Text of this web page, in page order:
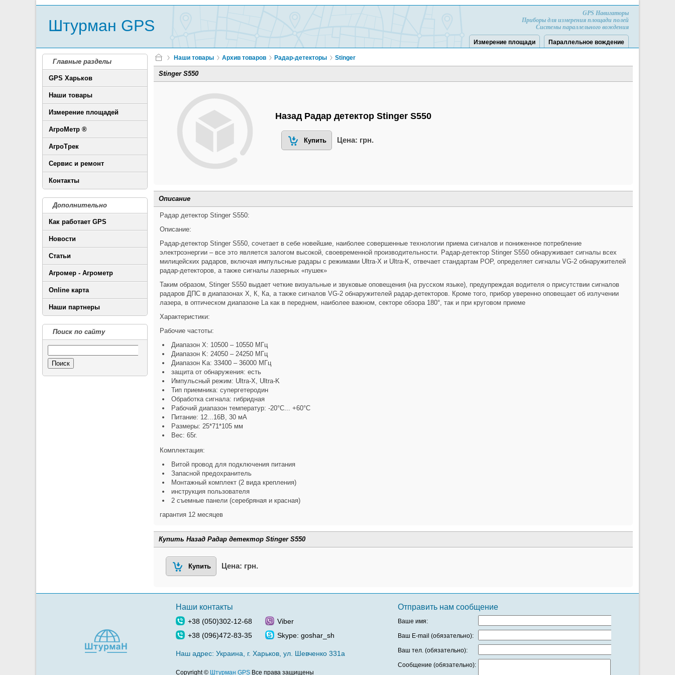
Штурман GPS
GPS Навигаторы
Приборы для измерения площади полей
Системы параллельного вождения
Измерение площади Параллельное вождение
Главные разделы
GPS Харьков
Наши товары
Измерение площадей
АгроМетр ®
АгроТрек
Сервис и ремонт
Контакты
Дополнительно
Как работает GPS
Новости
Статьи
Агромер - Агрометр
Online карта
Наши партнеры
Поиск по сайту
Поиск
Наши товары Архив товаров Радар-детекторы Stinger
Stinger S550
Назад Радар детектор Stinger S550
Купить Цена: грн.
Описание
Радар детектор Stinger S550:
Описание:
Радар-детектор Stinger S550, сочетает в себе новейшие, наиболее совершенные технологии приема сигналов и пониженное потребление
электроэнергии – все это является залогом высокой, своевременной производительности. Радар-детектор Stinger S550 обнаруживает сигналы всех
милицейских радаров, включая импульсные радары с режимами Ultra-X и Ultra-K, отвечает стандартам POP, определяет сигналы VG-2 обнаружителей
радар-детекторов, а также сигналы лазерных «пушек»
Таким образом, Stinger S550 выдает четкие визуальные и звуковые оповещения (на русском языке), предупреждая водителя о присутствии сигналов
радаров ДПС в диапазонах Х, К, Ка, а также сигналов VG-2 обнаружителей радар-детекторов. Кроме того, прибор уверенно оповещает об излучении
лазера, в оптическом диапазоне La как в переднем, наиболее важном, секторе обзора 180°, так и при круговом приеме
Характеристики:
Рабочие частоты:
Диапазон X: 10500 – 10550 МГц
Диапазон K: 24050 – 24250 МГц
Диапазон Ka: 33400 – 36000 МГц
защита от обнаружения: есть
Импульсный режим: Ultra-X, Ultra-K
Тип приемника: супергетеродин
Обработка сигнала: гибридная
Рабочий диапазон температур: -20°С... +60°С
Питание: 12...16В, 30 мА
Размеры: 25*71*105 мм
Вес: 65г.
Комплектация:
Витой провод для подключения питания
Запасной предохранитель
Монтажный комплект (2 вида крепления)
инструкция пользователя
2 съемные панели (серебряная и красная)
гарантия 12 месяцев
Купить Назад Радар детектор Stinger S550
Купить Цена: грн.
Наши контакты
+38 (050)302-12-68
+38 (096)472-83-35
Viber
Skype: goshar_sh
Наш адрес: Украина, г. Харьков, ул. Шевченко 331а
Copyright © Штурман GPS Все права защищены
Отправить нам сообщение
Ваше имя:
Ваш E-mail (обязательно):
Ваш тел. (обязательно):
Сообщение (обязательно):